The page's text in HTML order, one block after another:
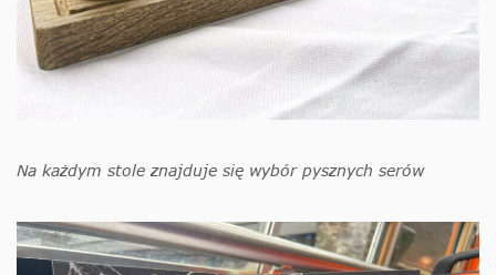
Na każdym stole znajduje się wybór pysznych serów